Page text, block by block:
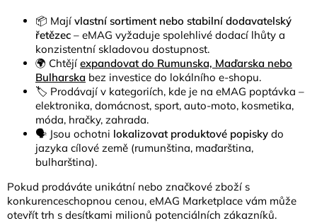
📦 Mají vlastní sortiment nebo stabilní dodavatelský
řetězec – eMAG vyžaduje spolehlivé dodací lhůty a
konzistentní skladovou dostupnost.
🌍 Chtějí expandovat do Rumunska, Maďarska nebo
Bulharska bez investice do lokálního e-shopu.
🏷️ Prodávají v kategoriích, kde je na eMAG poptávka –
elektronika, domácnost, sport, auto-moto, kosmetika,
móda, hračky, zahrada.
🗣️ Jsou ochotni lokalizovat produktové popisky do
jazyka cílové země (rumunština, maďarština,
bulharština).
Pokud prodáváte unikátní nebo značkové zboží s
konkurenceschopnou cenou, eMAG Marketplace vám může
otevřít trh s desítkami milionů potenciálních zákazníků.